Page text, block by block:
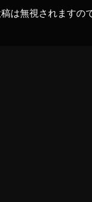
は無視されますの